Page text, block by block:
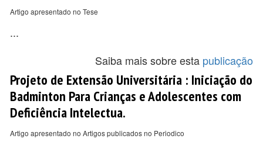
Artigo apresentado no Tese
...
Saiba mais sobre esta publicação
Projeto de Extensão Universitária : Iniciação do
Badminton Para Crianças e Adolescentes com
Deficiência Intelectua.
Artigo apresentado no Artigos publicados no Periodico